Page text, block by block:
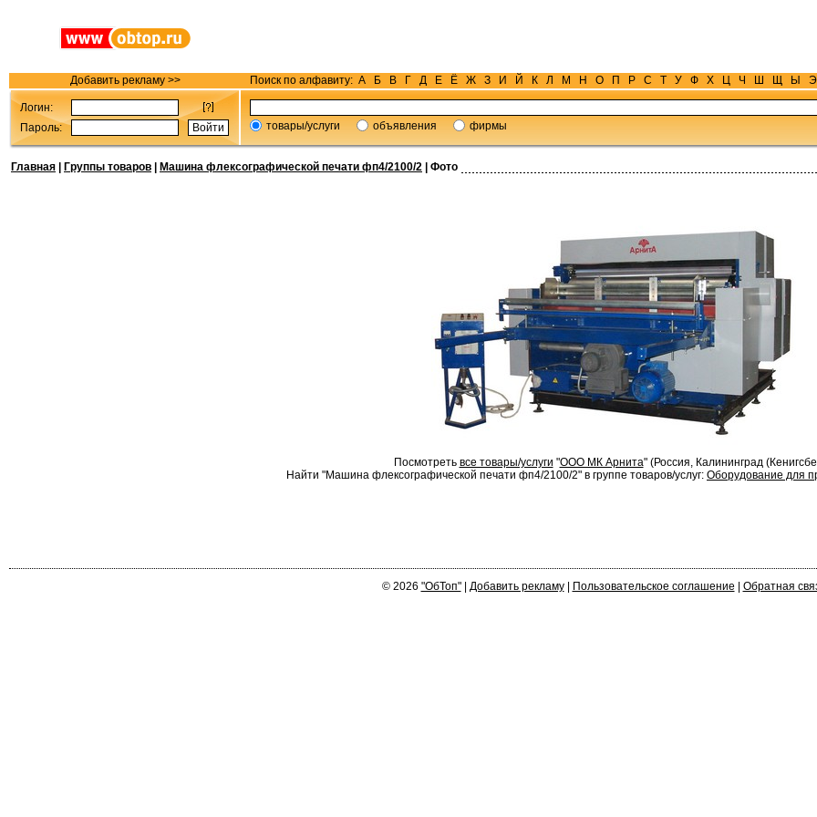
Добавить рекламу >> Поиск по алфавиту: А Б В Г Д Е Ё Ж З И Й К Л М Н О П Р С Т У Ф Х Ц Ч Ш Щ Ы Э
Логин:
Пароль:
товары/услуги объявления фирмы
Главная Группы товаров Машина флексографической печати фп4/2100/2 | Фото
Посмотреть все товары/услуги "ООО МК Арнита" (Россия, Калининград
Найти "Машина флексографической печати фп4/2100/2" в группе товаров/услуг: Оборудование для
© 2026 "ОбТоп"| Добавить рекламу| Пользовательское соглашение Обратная